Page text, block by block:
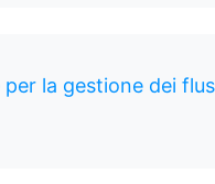
la gestione dei